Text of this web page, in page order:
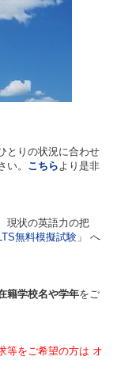
とりの状況に合わせ
。 こちらより是非
現状の英語力の把
無料模擬試験 」 へ
籍学校名や学年をご
等をご希望の方は オ